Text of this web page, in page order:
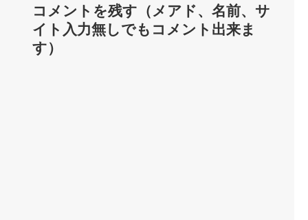
コメントを残す（メアド、名前、サ
イト入力無しでもコメント出来ま
す）